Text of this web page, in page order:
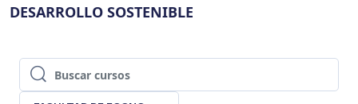
DESARROLLO SOSTENIBLE
Buscar cursos
Buscar cursos